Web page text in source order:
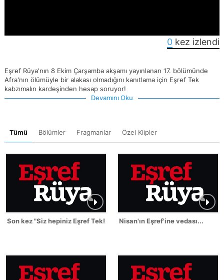
0 kez izlendi
Eşref Rüya'nın 8 Ekim Çarşamba akşamı yayınlanan 17. bölümünde
Afra'nın ölümüyle bir alakası olmadığını kanıtlama için Eşref Tek
kabzımalın kardeşinden hesap soruyor!
Devamını Oku
Tümü Bölümler Fragmanlar Özel Klipler
Son kez "Siz hepiniz Eşref Tek!" Nisan'ın Eşref'ine vedası...